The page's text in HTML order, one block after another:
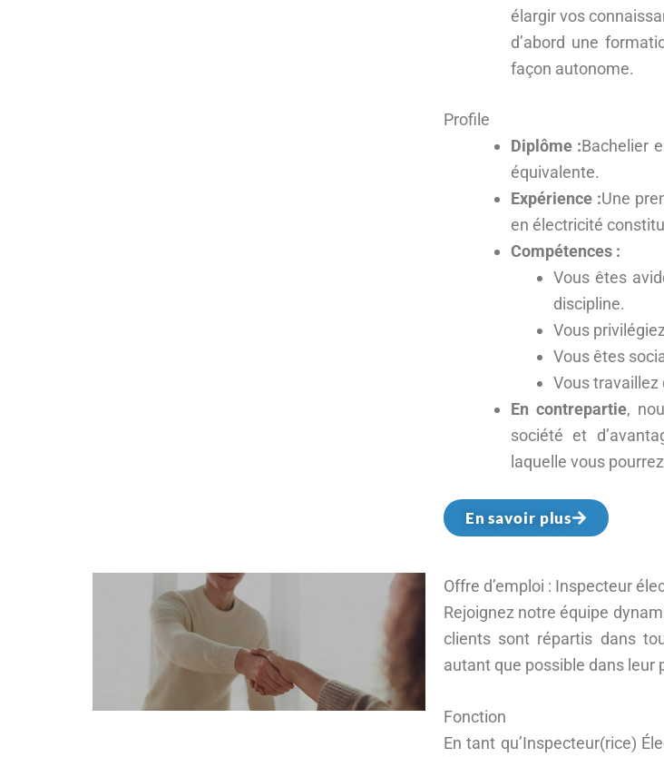
élargir vos
d’abord une
façon autonome.
Profile
Diplôme :Bachelier
équivalente.
Expérience :Une
en électricité
Compétences :
Vous êtes
discipline.
Vous
Vous êtes
Vous travaillez
En contrepartie,
société et
laquelle vous
En savoir plus
Offre d’emploi : Inspecteur
Rejoignez notre équipe
clients sont répartis dans
autant que possible dans leur
Fonction
En tant qu’Inspecteur(rice)